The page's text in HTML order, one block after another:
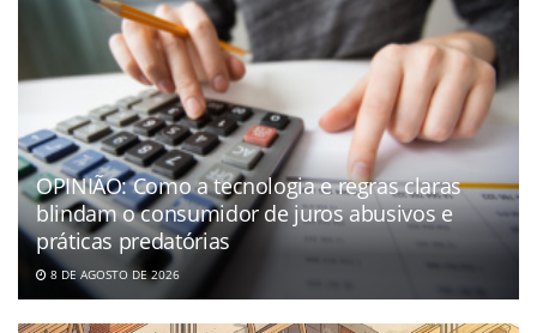
OPINIÃO: Como a tecnologia e regras claras
blindam o consumidor de juros abusivos e
práticas predatórias
8 DE AGOSTO DE 2026